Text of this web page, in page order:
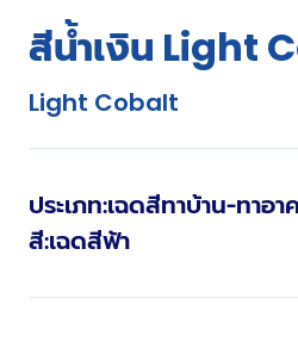
สีน้ำเงิน Light
Light Cobalt
ประเภท:เฉดสีทาบ้าน-ทาอา
สี:เฉดสีฟ้า